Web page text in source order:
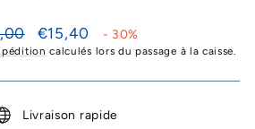
Prix
réduit
€15,40 - 30%
calculés lors du passage à la caisse.
Livraison rapide